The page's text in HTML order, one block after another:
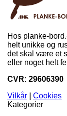
Hos planke-
helt unikke og
det skal være et
eller noget helt
CVR: 29606390
Vilkår
Cookies
Kategorier